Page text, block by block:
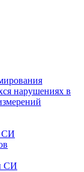
нарушениях в
СИ
СИ